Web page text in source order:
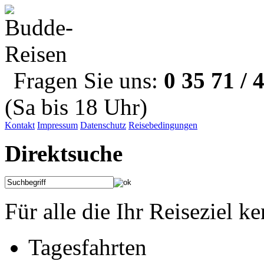
Fragen Sie uns: 0 35 71 /
(Sa bis 18 Uhr)
Kontakt Impressum Datenschutz Reisebedingungen
Direktsuche
Für alle die Ihr Reiseziel
Tagesfahrten